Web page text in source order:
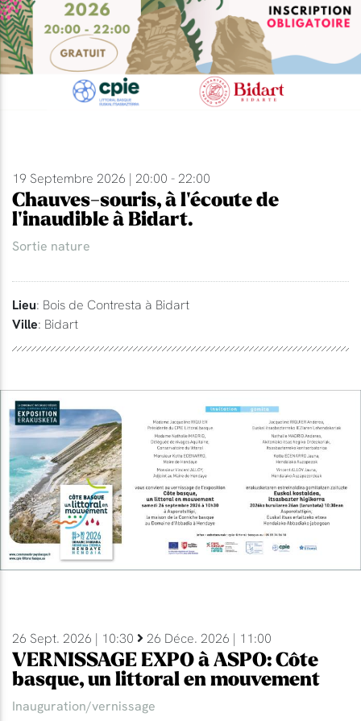
19 Septembre 2026 | 20:00 - 22:00
Chauves-souris, à l'écoute de
l'inaudible à Bidart.
Sortie nature
Lieu: Bois de Contresta à Bidart
Ville: Bidart
26 Sept. 2026 | 10:30 26 Déce. 2026 | 11:00
VERNISSAGE EXPO à ASPO: Côte
basque, un littoral en mouvement
Inauguration/vernissage